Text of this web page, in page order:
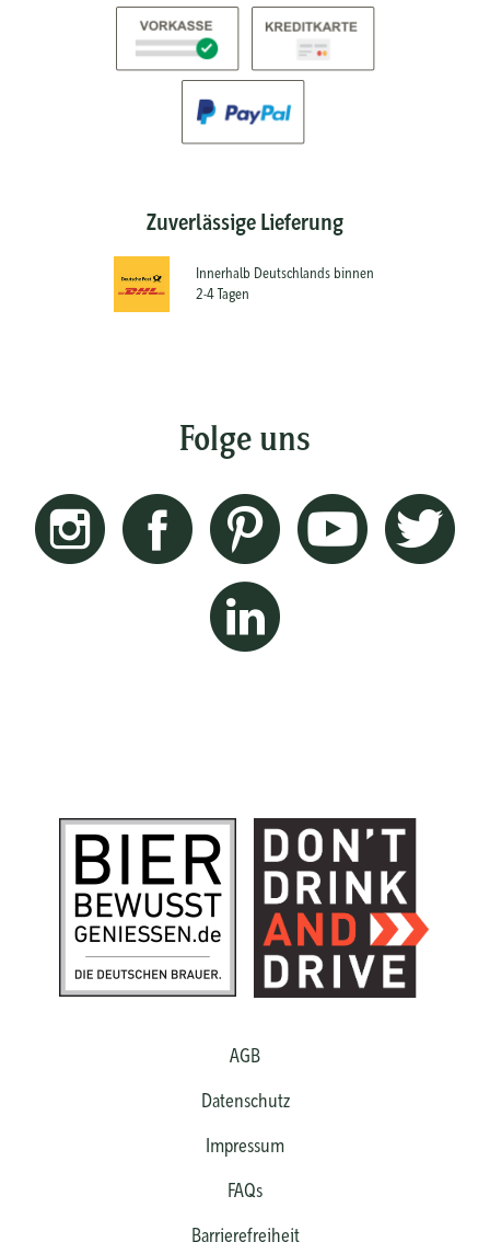
Zuverlässige Lieferung
Innerhalb Deutschlands binnen
2-4 Tagen
Folge uns
Instagram Facebook Pinterest Youtube
AGB
Datenschutz
Impressum
FAQs
Barrierefreiheit